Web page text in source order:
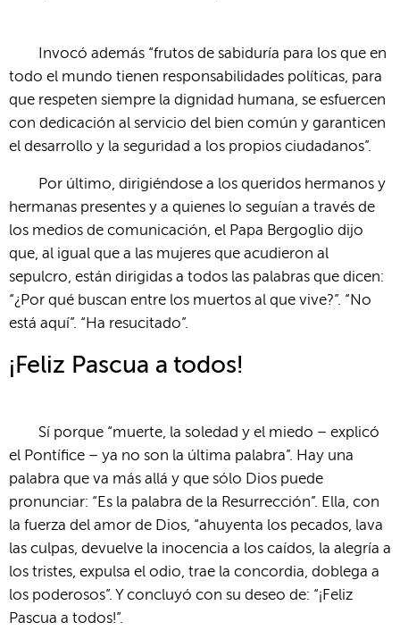
Invocó además “frutos de sabiduría para los que en
todo el mundo tienen responsabilidades políticas, para
que respeten siempre la dignidad humana, se esfuercen
con dedicación al servicio del bien común y garanticen
el desarrollo y la seguridad a los propios ciudadanos”.
Por último, dirigiéndose a los queridos hermanos y
hermanas presentes y a quienes lo seguían a través de
los medios de comunicación, el Papa Bergoglio dijo
que, al igual que a las mujeres que acudieron al
sepulcro, están dirigidas a todos las palabras que dicen:
“¿Por qué buscan entre los muertos al que vive?”. “No
está aquí”. “Ha resucitado”.
¡Feliz Pascua a todos!
Sí porque “muerte, la soledad y el miedo – explicó
el Pontífice – ya no son la última palabra”. Hay una
palabra que va más allá y que sólo Dios puede
pronunciar: “Es la palabra de la Resurrección”. Ella, con
la fuerza del amor de Dios, “ahuyenta los pecados, lava
las culpas, devuelve la inocencia a los caídos, la alegría a
los tristes, expulsa el odio, trae la concordia, doblega a
los poderosos”. Y concluyó con su deseo de: “¡Feliz
Pascua a todos!”.